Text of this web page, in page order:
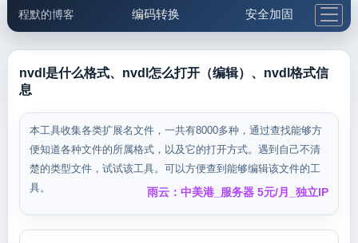
程默的博客 编码转换 安全加固
邮件工具 生活便民 更多工具
nvdl是什么格式、nvdl怎么打开（编辑）、nvdl格式信
息
本工具收集各类扩展名文件，一共有8000多种，通过查找能够方
便知道各种文件的所属格式，以及它的打开方式。遇到自己不清
楚的类型文件，试试该工具。可以方便查到能够编辑该文件的工
具。
雨云：中美港_服务器 5元/月_独立IP